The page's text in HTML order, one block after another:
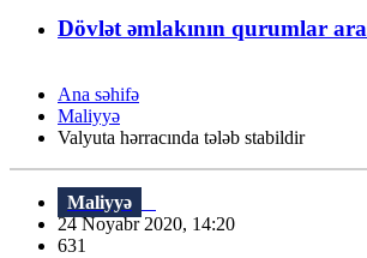
Dövlət əmlakının qurumlar
Ana səhifə
Maliyyə
Valyuta hərracında tələb stabildir
Maliyyə
24 Noyabr 2020, 14:20
631